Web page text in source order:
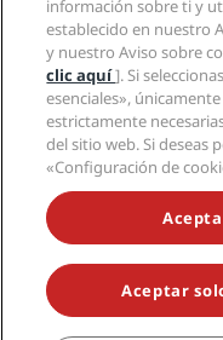
Responsabilidad
Compras
Declaración sobre la
Mapa del sitio
Marcas de Radisson
NO TE PIERDAS
© 2026 Radisson Hotel
Radisson Hotel Group,
información sobre ti y
establecido en nuestro
y nuestro Aviso sobre
clic aquí]. Si
esenciales»,
estrictamente
del sitio web. Si deseas
«Configuración de
Aceptar